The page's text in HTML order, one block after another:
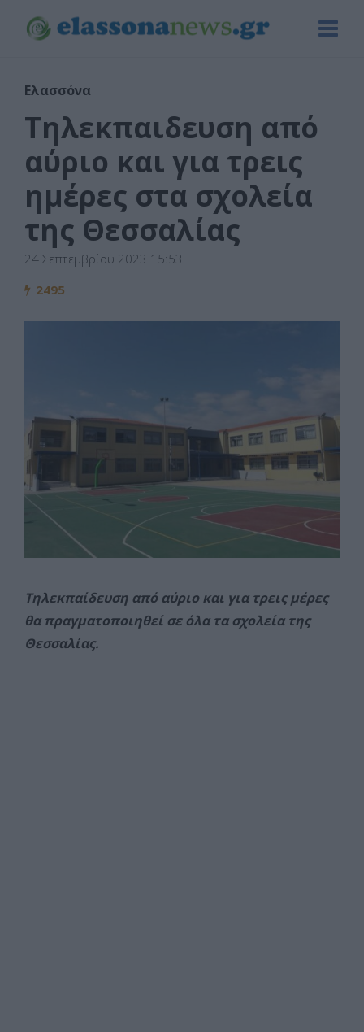
Ελασσόνα
Τηλεκπαιδευση από
αύριο και για τρεις
ημέρες στα σχολεία
της Θεσσαλίας
24 Σεπτεμβρίου 2023 15:53
2495
Τηλεκπαίδευση από αύριο και για τρεις μέρες
θα πραγματοποιηθεί σε όλα τα σχολεία της
Θεσσαλίας.